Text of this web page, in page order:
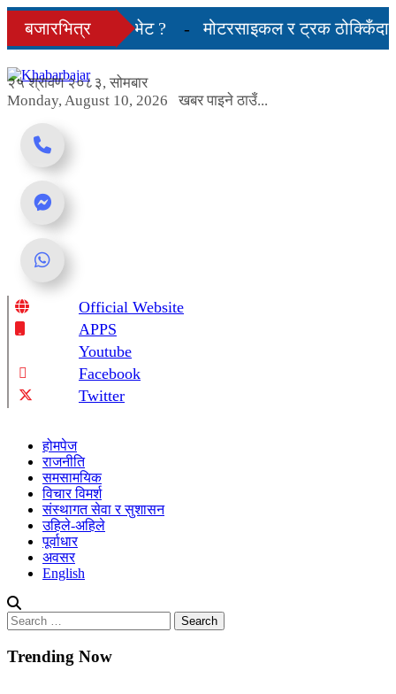
Skip
content
बजारभित्र
भयो एक्ला-एक्लै भेट ?
मोटरसाइकल र ट्रक ठोक्किँदा
२५ श्रावण २०८३, सोमबार
Monday, August 10, 2026
खबर पाइने ठाउँ...
Online News Portal
Official Website
APPS
Youtube
Facebook
Twitter
होमपेज
राजनीति
समसामयिक
विचार विमर्श
संस्थागत सेवा र सुशासन
उहिले-अहिले
पूर्वाधार
अवसर
English
Search
for:
Trending Now